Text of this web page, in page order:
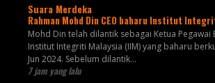
Suara Merdeka
Rahman Mohd Din CEO baharu Institut
Mohd Din telah dilantik sebagai Ketua Pegawai
Institut Integriti Malaysia (IIM) yang baharu
Jun 2024. Sebelum dilantik...
7 jam yang lalu